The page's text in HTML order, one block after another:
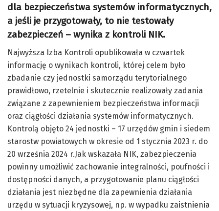
dla bezpieczeństwa systemów informatycznych,
a jeśli je przygotowały, to nie testowały
zabezpieczeń – wynika z kontroli NIK.
Najwyższa Izba Kontroli opublikowała w czwartek
informację o wynikach kontroli, której celem było
zbadanie czy jednostki samorządu terytorialnego
prawidłowo, rzetelnie i skutecznie realizowały zadania
związane z zapewnieniem bezpieczeństwa informacji
oraz ciągłości działania systemów informatycznych.
Kontrolą objęto 24 jednostki – 17 urzędów gmin i siedem
starostw powiatowych w okresie od 1 stycznia 2023 r. do
20 września 2024 r.Jak wskazała NIK, zabezpieczenia
powinny umożliwić zachowanie integralności, poufności i
dostępności danych, a przygotowanie planu ciągłości
działania jest niezbędne dla zapewnienia działania
urzędu w sytuacji kryzysowej, np. w wypadku zaistnienia